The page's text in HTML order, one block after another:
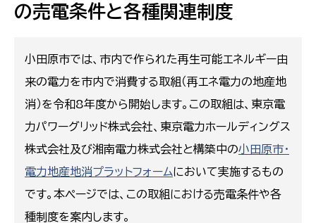
の売電条件と各種関連制度
小田原市では、市内で作られた再生可能エネルギー由
来の電力を市内で消費する取組（再エネ電力の地産地
消）を令和8年度から開始します。この取組は、東京電
力パワーグリッド株式会社、東京電力ホールディングス
株式会社及び湘南電力株式会社と構築中の小田原市・
電力地産地消プラットフォームにおいて実施するもの
です。本ページでは、この取組における売電条件や各
種制度を案内します。